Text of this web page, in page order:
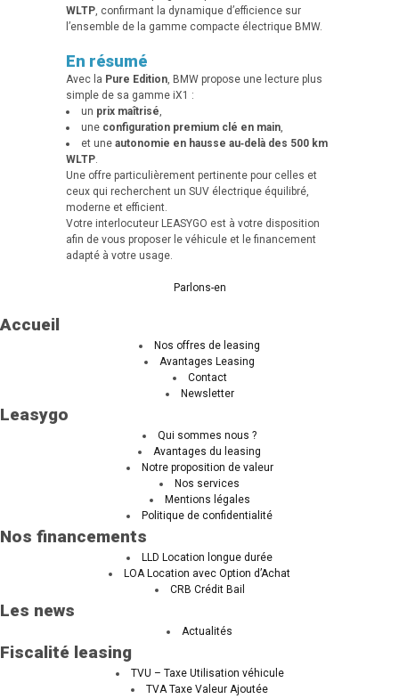
WLTP , confirmant la dynamique d’efficience sur
l’ensemble de la gamme compacte électrique BMW.
En résumé
Avec la Pure Edition , BMW propose une lecture plus
simple de sa gamme iX1 :
un prix maîtrisé
une configuration premium clé en main
et une autonomie en hausse au‑delà des 500 km
WLTP
Une offre particulièrement pertinente pour celles et
ceux qui recherchent un SUV électrique équilibré,
moderne et efficient.
Votre interlocuteur LEASYGO est à votre disposition
afin de vous proposer le véhicule et le financement
adapté à votre usage.
Parlons-en
Accueil
Nos offres de leasing
Avantages Leasing
Contact
Newsletter
Leasygo
Qui sommes nous ?
Avantages du leasing
Notre proposition de valeur
Nos services
Mentions légales
Politique de confidentialité
Nos financements
LLD Location longue durée
LOA Location avec Option d’Achat
CRB Crédit Bail
Les news
Actualités
Fiscalité leasing
TVU – Taxe Utilisation véhicule
TVA Taxe Valeur Ajoutée